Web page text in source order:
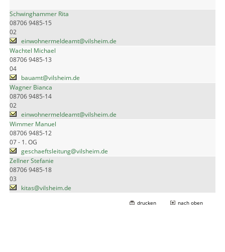
Schwinghammer Rita
08706 9485-15
02
einwohnermeldeamt@vilsheim.de
Wachtel Michael
08706 9485-13
04
bauamt@vilsheim.de
Wagner Bianca
08706 9485-14
02
einwohnermeldeamt@vilsheim.de
Wimmer Manuel
08706 9485-12
07 - 1. OG
geschaeftsleitung@vilsheim.de
Zellner Stefanie
08706 9485-18
03
kitas@vilsheim.de
drucken nach oben